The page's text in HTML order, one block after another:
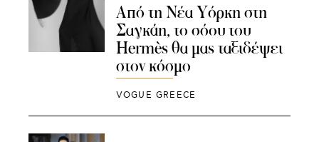
Από τη Νέα Υόρκη στη
Σαγκάη, το σόου του
Hermès θα μας ταξιδέψει
στον κόσμο
VOGUE GREECE